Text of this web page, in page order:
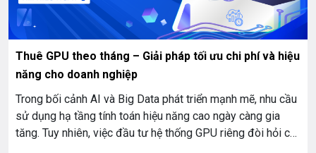
Thuê GPU theo tháng – Giải pháp tối ưu chi phí và hiệu
năng cho doanh nghiệp
Trong bối cảnh AI và Big Data phát triển mạnh mẽ, nhu cầu
sử dụng hạ tầng tính toán hiệu năng cao ngày càng gia
tăng. Tuy nhiên, việc đầu tư hệ thống GPU riêng đòi hỏi chi